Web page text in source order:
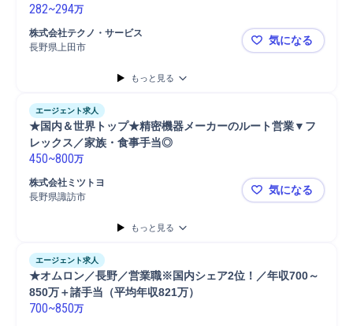
282~294万
株式会社テクノ・サービス
長野県上田市
人材営業（
気になる
もっと見る
エージェント求人
★国内＆世界トップ★精密機器メーカーのルート営業▼フ
レックス／家族・食事手当◎
450~800万
株式会社ミツトヨ
長野県諏訪市
★国内＆世
気になる
もっと見る
エージェント求人
★オムロン／長野／営業職※国内シェア2位！／年収700～
850万＋諸手当（平均年収821万）
700~850万